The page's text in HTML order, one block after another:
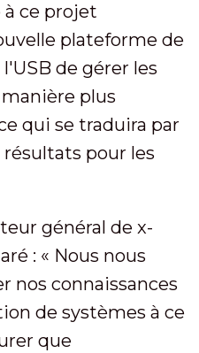
ce projet
plateforme de
de gérer les
plus
qui se traduira par
pour les
général de x-
: « Nous nous
nos connaissances
de systèmes à ce
que